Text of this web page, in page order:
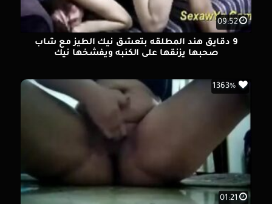
09:52
9 دقايق هند المطلقه بتعشق نيك الطيز مع شاب
صحبها يزنقها على الكنبه ويفشخها نيك
01:21
1363%